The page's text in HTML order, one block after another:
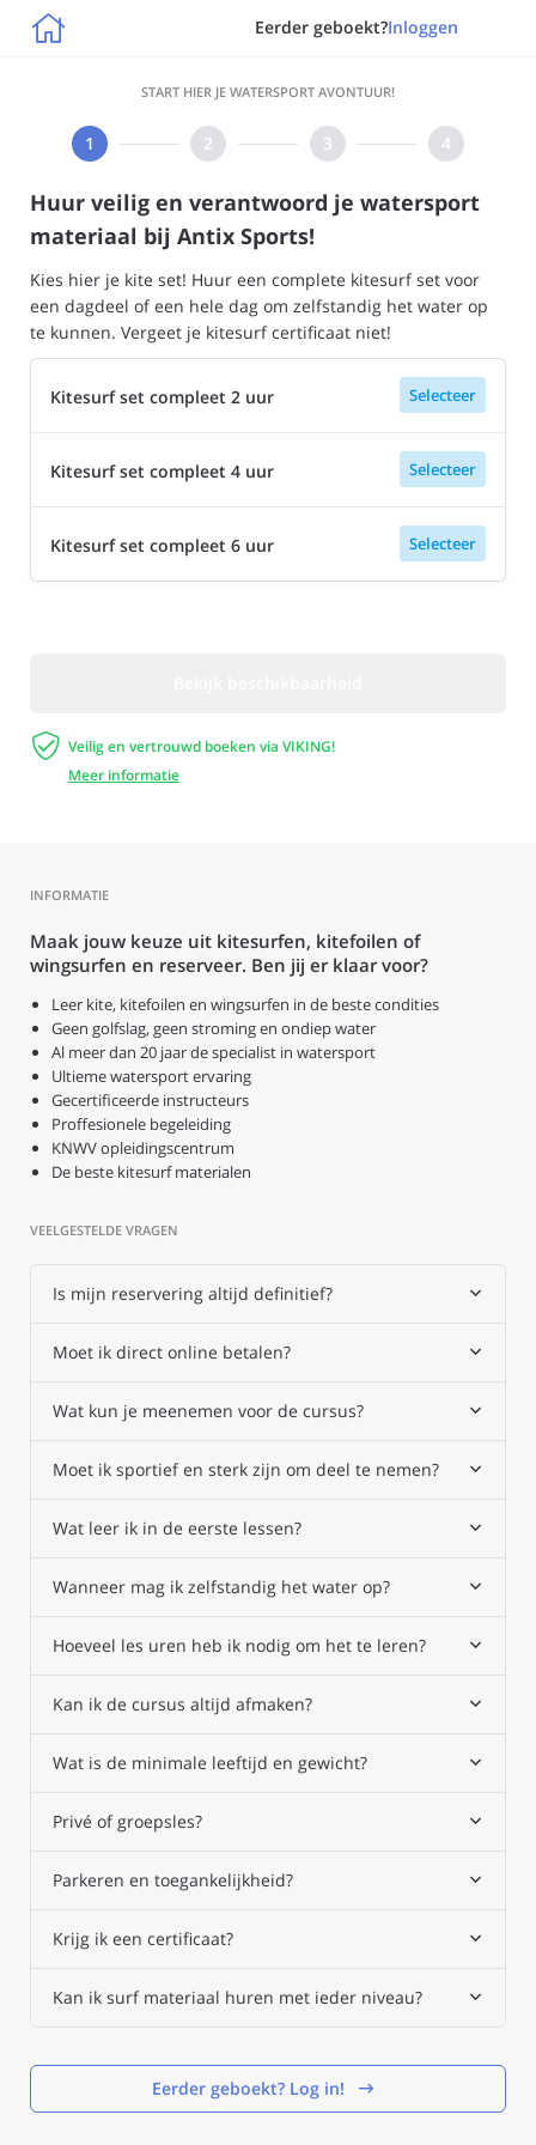
 Eerder geboekt?Inloggen
START HIER JE WATERSPORT AVONTUUR!
Huur veilig en verantwoord je watersport
materiaal bij Antix Sports!
Kies hier je kite set! Huur een complete kitesurf set voor
een dagdeel of een hele dag om zelfstandig het water op
te kunnen. Vergeet je kitesurf certificaat niet!
Selecteer
Kitesurf set compleet 2 uur
Selecteer
Kitesurf set compleet 4 uur
Selecteer
Kitesurf set compleet 6 uur
 Veilig en vertrouwd boeken via VIKING!
Meer informatie
INFORMATIE
Maak jouw keuze uit kitesurfen, kitefoilen of
wingsurfen en reserveer. Ben jij er klaar voor?
Leer kite, kitefoilen en wingsurfen in de beste condities
Geen golfslag, geen stroming en ondiep water
Al meer dan 20 jaar de specialist in watersport
Ultieme watersport ervaring
Gecertificeerde instructeurs
Proffesionele begeleiding
KNWV opleidingscentrum
De beste kitesurf materialen
VEELGESTELDE VRAGEN
Is mijn reservering altijd definitief?
Moet ik direct online betalen?
Wat kun je meenemen voor de cursus?
Moet ik sportief en sterk zijn om deel te nemen?
Wat leer ik in de eerste lessen?
Wanneer mag ik zelfstandig het water op?
Hoeveel les uren heb ik nodig om het te leren?
Kan ik de cursus altijd afmaken?
Wat is de minimale leeftijd en gewicht?
Privé of groepsles?
Parkeren en toegankelijkheid?
Krijg ik een certificaat?
Kan ik surf materiaal huren met ieder niveau?
Eerder geboekt? Log in! 